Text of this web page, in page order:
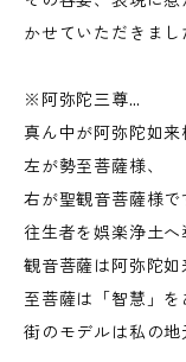
かせていただきまし
※阿弥陀三尊…
真ん中が阿弥陀如来
左が勢至菩薩様、
右が聖観音菩薩様で
往生者を娯楽浄土へ
観音菩薩は阿弥陀
至菩薩は「智慧」を
街のモデルは私の地